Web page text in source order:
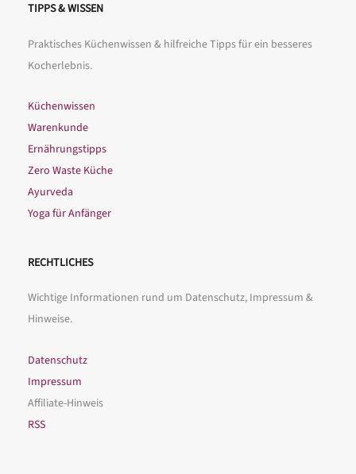
TIPPS & WISSEN
Praktisches Küchenwissen & hilfreiche Tipps für ein besseres
Kocherlebnis.
Küchenwissen
Warenkunde
Ernährungstipps
Zero Waste Küche
Ayurveda
Yoga für Anfänger
RECHTLICHES
Wichtige Informationen rund um Datenschutz, Impressum &
Hinweise.
Datenschutz
Impressum
Affiliate-Hinweis
RSS